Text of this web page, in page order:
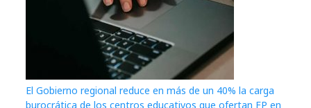
El Gobierno regional reduce en más de un 40% la carga
burocrática de los centros educativos que ofertan FP en